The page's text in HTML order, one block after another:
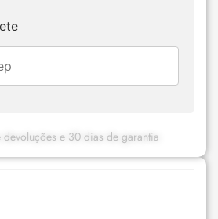
e 30 dias de garantia